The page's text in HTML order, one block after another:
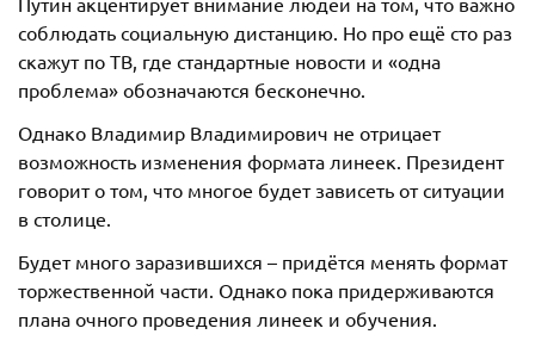
соблюдать социальную дистанцию. Но про ещё сто раз
скажут по ТВ, где стандартные новости и «одна
проблема» обозначаются бесконечно.
Однако Владимир Владимирович не отрицает
возможность изменения формата линеек. Президент
говорит о том, что многое будет зависеть от ситуации
в столице.
Будет много заразившихся – придётся менять формат
торжественной части. Однако пока придерживаются
плана очного проведения линеек и обучения.